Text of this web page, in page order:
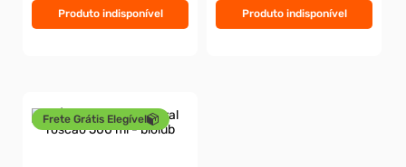
Produto indisponível Produto indisponível
Frete Grátis Elegível